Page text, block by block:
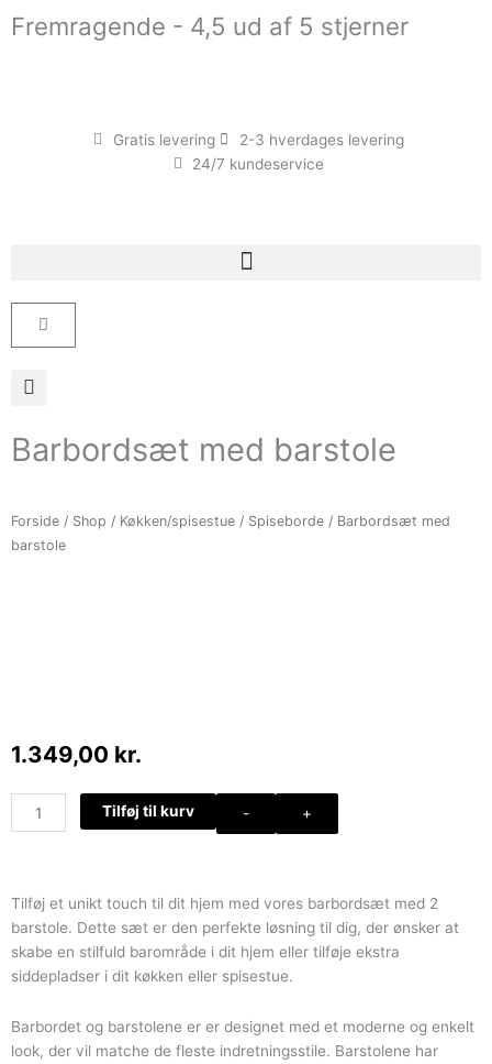
Fremragende - 4,5 ud af 5 stjerner
Gratis levering
2-3 hverdages levering
24/7 kundeservice
Kurv
Barbordsæt med barstole
Forside / Shop / Køkken/spisestue / Spiseborde / Barbordsæt med
barstole
1.349,00 kr.
-
Barbordsæt
med
+
Tilføj til kurv
Tilføj et unikt touch til dit hjem med vores barbordsæt med 2
barstole. Dette sæt er den perfekte løsning til dig, der ønsker at
skabe en stilfuld barområde i dit hjem eller tilføje ekstra
siddepladser i dit køkken eller spisestue.
Barbordet og barstolene er er designet med et moderne og enkelt
look, der vil matche de fleste indretningsstile. Barstolene har